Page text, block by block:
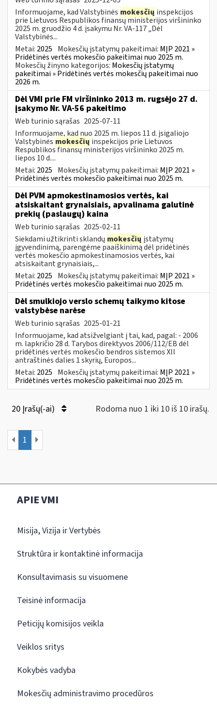
Informuojame, kad Valstybinės mokesčių inspekcijos
prie Lietuvos Respublikos finansų ministerijos viršininko
2025 m. gruodžio 4 d. įsakymu Nr. VA-117 „Dėl
Valstybinės...
Metai: 2025 Mokesčių įstatymų pakeitimai: MĮP 2021 »
Pridėtinės vertės mokesčio pakeitimai nuo 2025 m.
Mokesčių žinyno kategorijos: Mokesčių įstatymų
pakeitimai » Pridėtinės vertės mokesčių pakeitimai nuo
2026 m.
Dėl VMI prie FM viršininko 2013 m. rugsėjo 27 d.
įsakymo Nr. VA-56 pakeitimo
Web turinio sąrašas 2025-07-11
Informuojame, kad nuo 2025 m. liepos 11 d. įsigaliojo
Valstybinės mokesčių inspekcijos prie Lietuvos
Respublikos finansų ministerijos viršininko 2025 m.
liepos 10 d....
Metai: 2025 Mokesčių įstatymų pakeitimai: MĮP 2021 »
Pridėtinės vertės mokesčio pakeitimai nuo 2025 m.
Dėl PVM apmokestinamosios vertės, kai
atsiskaitant grynaisiais, apvalinama galutinė
prekių (paslaugų) kaina
Web turinio sąrašas 2025-02-11
Siekdami užtikrinti sklandų mokesčių įstatymų
įgyvendinimą, parengėme paaiškinimą dėl pridėtinės
vertės mokesčio apmokestinamosios vertės, kai
atsiskaitant grynaisiais,...
Metai: 2025 Mokesčių įstatymų pakeitimai: MĮP 2021 »
Pridėtinės vertės mokesčio pakeitimai nuo 2025 m.
Dėl smulkiojo verslo schemų taikymo kitose
valstybėse narėse
Web turinio sąrašas 2025-01-21
Informuojame, kad atsižvelgiant į tai, kad, pagal: - 2006
m. lapkričio 28 d. Tarybos direktyvos 2006/112/EB dėl
pridėtinės vertės mokesčio bendros sistemos XII
antraštinės dalies 1 skyrių, Europos...
Metai: 2025 Mokesčių įstatymų pakeitimai: MĮP 2021 »
Pridėtinės vertės mokesčio pakeitimai nuo 2025 m.
20 Įrašų(-ai) Rodoma nuo 1 iki 10 iš 10 irašų.
1
APIE VMI
Misija, Vizija ir Vertybės
Struktūra ir kontaktinė informacija
Konsultavimasis su visuomene
Teisinė informacija
Peticijų komisijos veikla
Veiklos sritys
Kokybės vadyba
Mokesčių administravimo procedūros